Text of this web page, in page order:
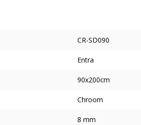
CR-SD090
Entra
90x200cm
Chroom
8 mm